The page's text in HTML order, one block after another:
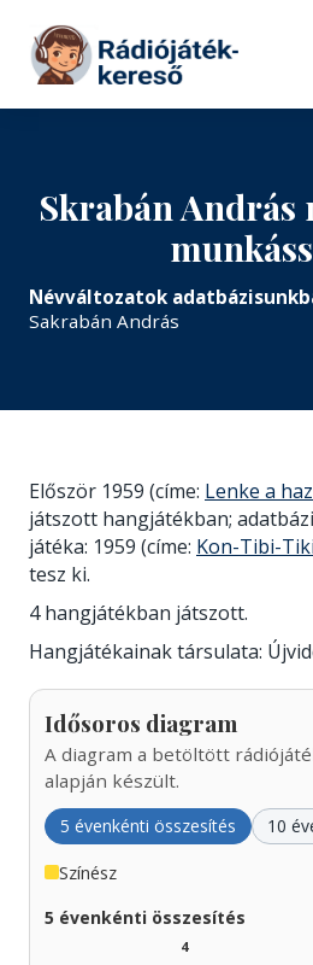
Tovább a tartalomhoz
Skrabán András
Névváltozatok
Sakrabán András
Először 1959 (címe: Lenke a
játszott hangjátékban;
játéka: 1959 (címe: Kon-Tibi-Tiki
tesz ki.
4 hangjátékban játszott.
Hangjátékainak társulata:
Idősoros diagram
A diagram a betöltött
alapján készült.
5 évenkénti összesítés 10
Színész
5 évenkénti összesítés
4